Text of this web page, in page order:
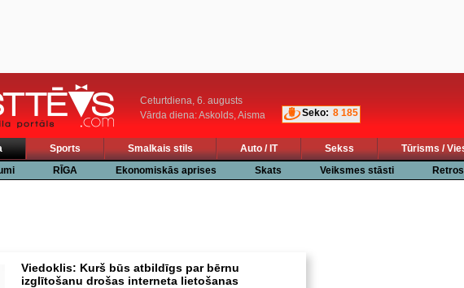
Ceturtdiena, 6. augusts
Vārda diena: Askolds, Aisma
Seko: 8 185
Sports Smalkais stils Auto / IT Sekss Tūrisms /
RĪGA Ekonomiskās aprises Skats Veiksmes stāsti
Viedoklis: Kurš būs atbildīgs par bērnu
izglītošanu drošas interneta lietošanas